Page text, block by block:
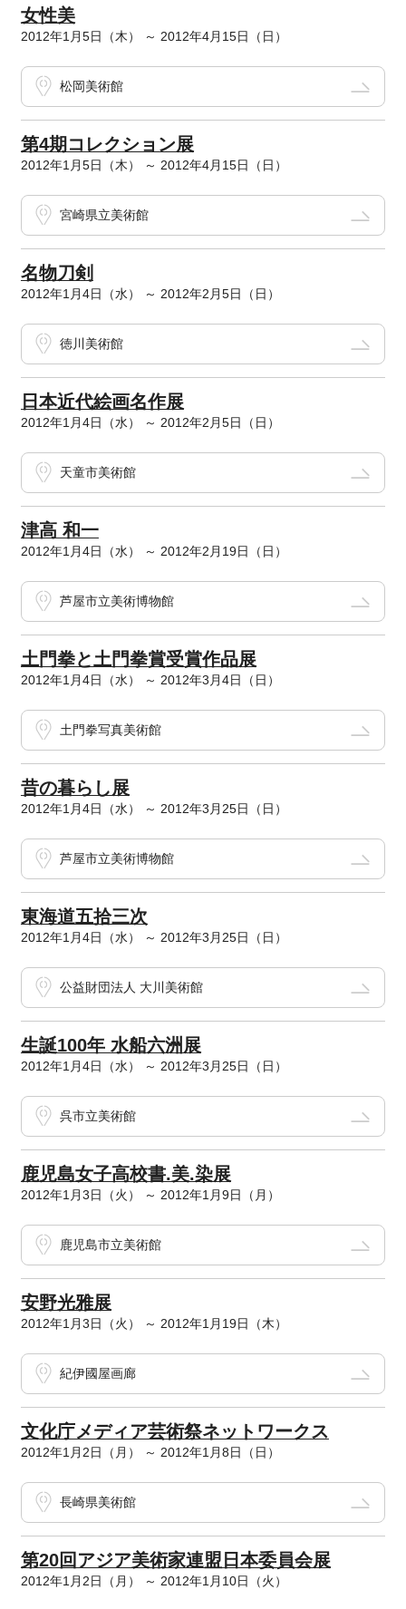
女性美
2012年1月5日（木） ～ 2012年4月15日（日）
松岡美術館
第4期コレクション展
2012年1月5日（木） ～ 2012年4月15日（日）
宮崎県立美術館
名物刀剣
2012年1月4日（水） ～ 2012年2月5日（日）
徳川美術館
日本近代絵画名作展
2012年1月4日（水） ～ 2012年2月5日（日）
天童市美術館
津高 和一
2012年1月4日（水） ～ 2012年2月19日（日）
芦屋市立美術博物館
土門拳と土門拳賞受賞作品展
2012年1月4日（水） ～ 2012年3月4日（日）
土門拳写真美術館
昔の暮らし展
2012年1月4日（水） ～ 2012年3月25日（日）
芦屋市立美術博物館
東海道五拾三次
2012年1月4日（水） ～ 2012年3月25日（日）
公益財団法人 大川美術館
生誕100年 水船六洲展
2012年1月4日（水） ～ 2012年3月25日（日）
呉市立美術館
鹿児島女子高校書.美.染展
2012年1月3日（火） ～ 2012年1月9日（月）
鹿児島市立美術館
安野光雅展
2012年1月3日（火） ～ 2012年1月19日（木）
紀伊國屋画廊
文化庁メディア芸術祭ネットワークス
2012年1月2日（月） ～ 2012年1月8日（日）
長崎県美術館
第20回アジア美術家連盟日本委員会展
2012年1月2日（月） ～ 2012年1月10日（火）